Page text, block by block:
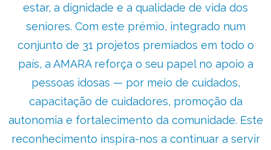
estar, a dignidade e a qualidade de vida dos
seniores. Com este prémio, integrado num
conjunto de 31 projetos premiados em todo o
país, a AMARA reforça o seu papel no apoio a
pessoas idosas — por meio de cuidados,
capacitação de cuidadores, promoção da
autonomia e fortalecimento da comunidade. Este
reconhecimento inspira-nos a continuar a servir